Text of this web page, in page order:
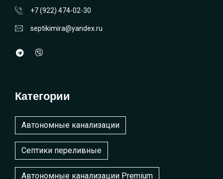
+7 (922) 474-02-30
septikimira@yandex.ru
Категории
Автономные канализации
Септики переливные
Автономные канализации Premium